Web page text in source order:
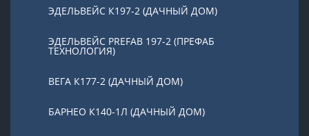
ЭДЕЛЬВЕЙС К197-2 (ДАЧНЫЙ ДОМ)
ЭДЕЛЬВЕЙС PREFAB 197-2 (ПРЕФАБ
ТЕХНОЛОГИЯ)
ВЕГА К177-2 (ДАЧНЫЙ ДОМ)
БАРНЕО К140-1Л (ДАЧНЫЙ ДОМ)